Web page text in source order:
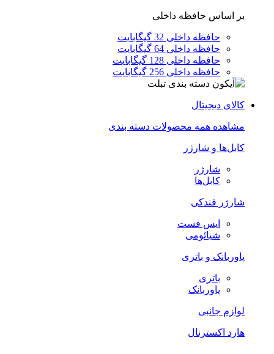
بر اساس حافظه داخلی
حافظه داخلی 32 گیگابایت
حافظه داخلی 64 گیگابایت
حافظه داخلی 128 گیگابایت
حافظه داخلی 256 گیگابایت
کالای دیجیتال
مشاهده همه محصولات دسته بندی
کابل‌ها و شارژر
شارژر
کابل‌ها
شارژر فندکی
ایس فست
شیائومی
پاوربانک و باتری
باتری
پاوربانک
لوازم جانبی
هارد اکسترنال